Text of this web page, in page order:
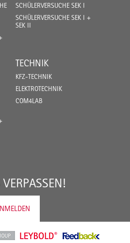
SCHÜLERVERSUCHE SEK I
SCHÜLERVERSUCHE SEK I +
SEK II
TECHNIK
KFZ-TECHNIK
ELEKTROTECHNIK
COM4LAB